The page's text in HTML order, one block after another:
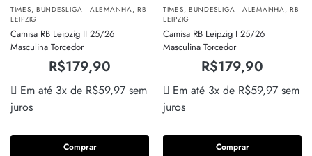
TIMES, BUNDESLIGA - ALEMANHA,RB
LEIPZIG
Camisa RB Leipzig II 25/26
Masculina Torcedor
R$179,90
Em até 3x de R$59,97 sem
juros
Comprar
TIMES, BUNDESLIGA - ALEMANHA,RB
LEIPZIG
Camisa RB Leipzig I 25/26
Masculina Torcedor
R$179,90
Em até 3x de R$59,97 sem
juros
Comprar